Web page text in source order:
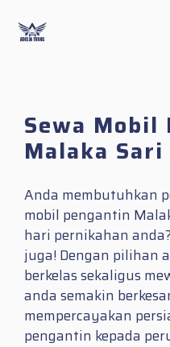
content
Sewa Mobil
Malaka Sari
Anda membutuhkan
mobil pengantin
hari pernikahan
juga! Dengan pilihan
berkelas sekaligus
anda semakin
mempercayakan
pengantin kepada